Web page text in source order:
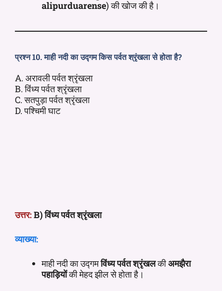
alipurduarense) की खोज की है।
प्रश्न 10. माही नदी का उद्गम किस पर्वत श्रृंखला से होता है?
A. अरावली पर्वत श्रृंखला
B. विंध्य पर्वत श्रृंखला
C. सतपुड़ा पर्वत श्रृंखला
D. पश्चिमी घाट
उत्तर:B) विंध्य पर्वत श्रृंखला
व्याख्या:
माही नदी का उद्गमविंध्य पर्वत श्रृंखलकीअमझैरा
पहाड़ियोंकी मेहद झील से होता है।